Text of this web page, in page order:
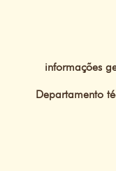
informações
Departamento